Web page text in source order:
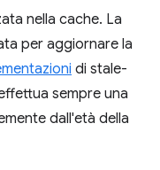
nella cache. La
per aggiornare la
di stale-
sempre una
dall'età della